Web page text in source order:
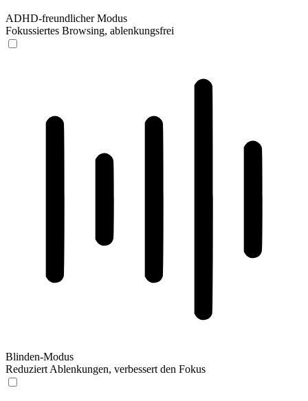
ADHD-freundlicher Modus
Fokussiertes Browsing, ablenkungsfrei
Blinden-Modus
Reduziert Ablenkungen, verbessert den Fokus